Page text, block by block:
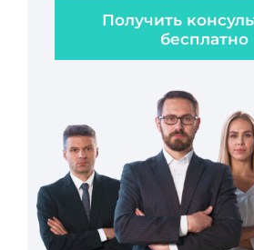
Получить
бесплатно